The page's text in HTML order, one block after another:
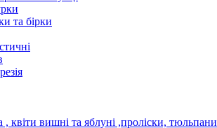
та бірки
квіти вишні та яблуні ,проліски, тюльпани